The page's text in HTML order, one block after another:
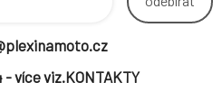
- více viz.KONTAKTY